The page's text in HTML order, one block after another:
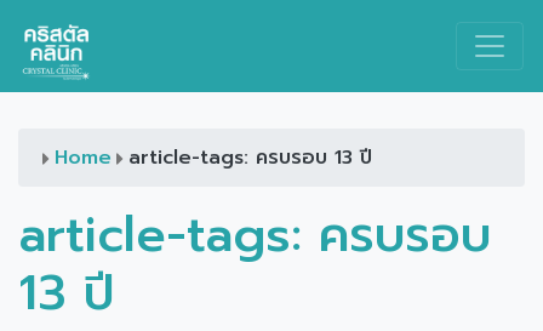
Main Navigation
Home article-tags: ครบรอบ 13 ปี
article-tags: ครบรอบ
13 ปี